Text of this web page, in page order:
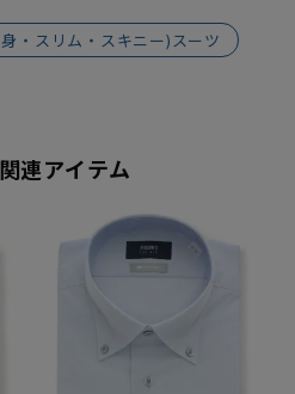
・スリム・スキニー)スーツ
連アイテム